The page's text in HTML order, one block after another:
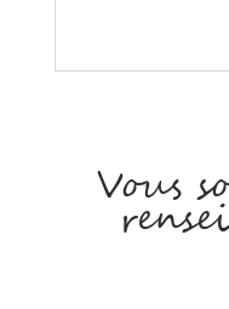
Vous